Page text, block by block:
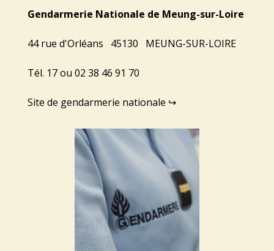
Gendarmerie Nationale de Meung-sur-Loire
44 rue d'Orléans 45130 MEUNG-SUR-LOIRE
Tél. 17 ou 02 38 46 91 70
Site de gendarmerie nationale ↪️